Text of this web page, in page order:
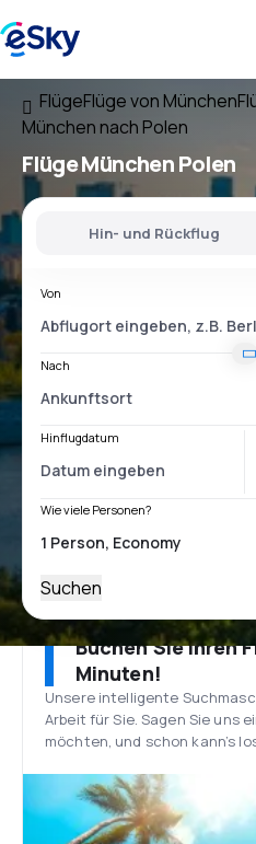
FlügeFlüge von München
München nach Polen
FlügeMünchen Polen
Hin- und Rückflug
Von
Nach
Hinflugdatum
Wie viele Personen?
Suchen
Buchen Sie Ihren
Minuten!
Unsere intelligente
Arbeit für Sie. Sagen Sie uns
möchten, und schon kann’s